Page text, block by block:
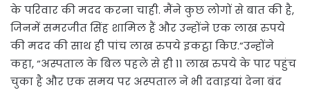
के परिवार की मदद करना चाही. मैंने कुछ लोगों से बात की है,
जिनमें समरजीत सिंह शामिल हैं और उन्होंने एक लाख रुपये
की मदद की साथ ही पांच लाख रुपये इकट्ठा किए.”उन्होंने
कहा, “अस्पताल के बिल पहले से ही 11 लाख रुपये के पार पहुंच
चुका है और एक समय पर अस्पताल ने भी दवाइयां देना बंद